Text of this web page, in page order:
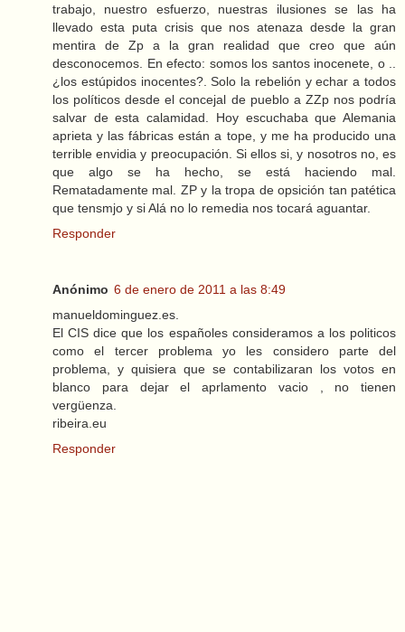
trabajo, nuestro esfuerzo, nuestras ilusiones se las ha
llevado esta puta crisis que nos atenaza desde la gran
mentira de Zp a la gran realidad que creo que aún
desconocemos. En efecto: somos los santos inocenete, o ..
¿los estúpidos inocentes?. Solo la rebelión y echar a todos
los políticos desde el concejal de pueblo a ZZp nos podría
salvar de esta calamidad. Hoy escuchaba que Alemania
aprieta y las fábricas están a tope, y me ha producido una
terrible envidia y preocupación. Si ellos si, y nosotros no, es
que algo se ha hecho, se está haciendo mal.
Rematadamente mal. ZP y la tropa de opsición tan patética
que tensmjo y si Alá no lo remedia nos tocará aguantar.
Responder
Anónimo 6 de enero de 2011 a las 8:49
manueldominguez.es.
El CIS dice que los españoles consideramos a los politicos
como el tercer problema yo les considero parte del
problema, y quisiera que se contabilizaran los votos en
blanco para dejar el aprlamento vacio , no tienen
vergüenza.
ribeira.eu
Responder